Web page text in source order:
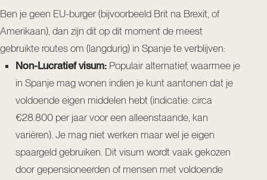
Ben je geen EU-burger (bijvoorbeeld Brit na Brexit, of
Amerikaan), dan zijn dit op dit moment de meest
gebruikte routes om (langdurig) in Spanje te verblijven:
Non-Lucratief visum: Populair alternatief, waarmee je
in Spanje mag wonen indien je kunt aantonen dat je
voldoende eigen middelen hebt (indicatie: circa
€28.800 per jaar voor een alleenstaande, kan
variëren). Je mag niet werken maar wel je eigen
spaargeld gebruiken. Dit visum wordt vaak gekozen
door gepensioneerden of mensen met voldoende